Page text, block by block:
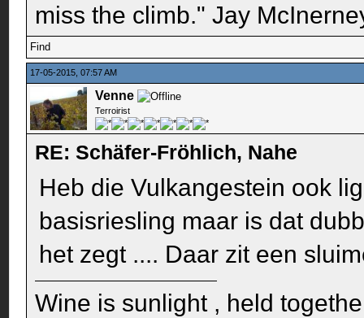
miss the climb." Jay
Find
17-05-2015, 07:57 AM
Venne
Terroirist
RE: Schäfer-Fröhlich, Nahe
Heb die Vulkangestein ook
basisriesling maar is dat
het zegt .... Daar zit een
Wine is sunlight , held